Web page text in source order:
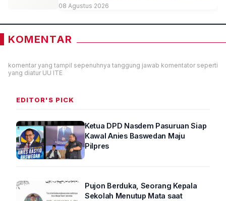
08 Agustus 2026
KOMENTAR
komentar yang tampil sepenuhnya tanggung jawab komentator seperti
yang diatur UU ITE
EDITOR'S PICK
Ketua DPD Nasdem Pasuruan Siap
Kawal Anies Baswedan Maju
Pilpres
Pujon Berduka, Seorang Kepala
Sekolah Menutup Mata saat